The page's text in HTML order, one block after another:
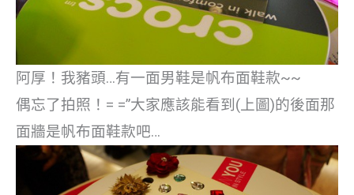
阿厚！我豬頭…有一面男鞋是帆布面鞋款~~
偶忘了拍照！= =”大家應該能看到(上圖)的後面那
面牆是帆布面鞋款吧…